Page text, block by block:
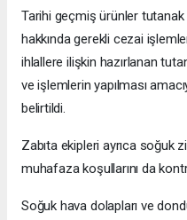
Tarihi geçmiş ürünler tutanak
hakkında gerekli cezai
ihlallere ilişkin hazırlanan
ve işlemlerin yapılması
belirtildi.
Zabıta ekipleri ayrıca soğuk
muhafaza koşullarını da
Soğuk hava dolapları ve